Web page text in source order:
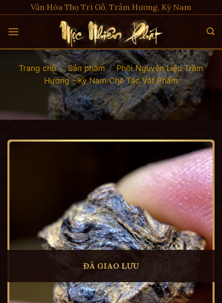
to
content
Văn Hóa Thọ Trì Gỗ, Trầm Hương, Kỳ Nam
Trang chủ / Sản phẩm / Phôi Nguyên Liệu Trầm
Hương - Kỳ Nam Chế Tác Vật Phẩm
ĐÃ GIAO LƯU